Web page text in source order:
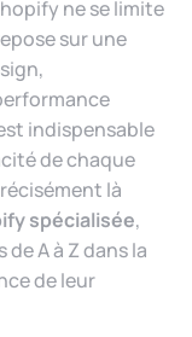
ne se limite
sur une
indispensable
de chaque
là
spécialisée,
A à Z dans la
de leur